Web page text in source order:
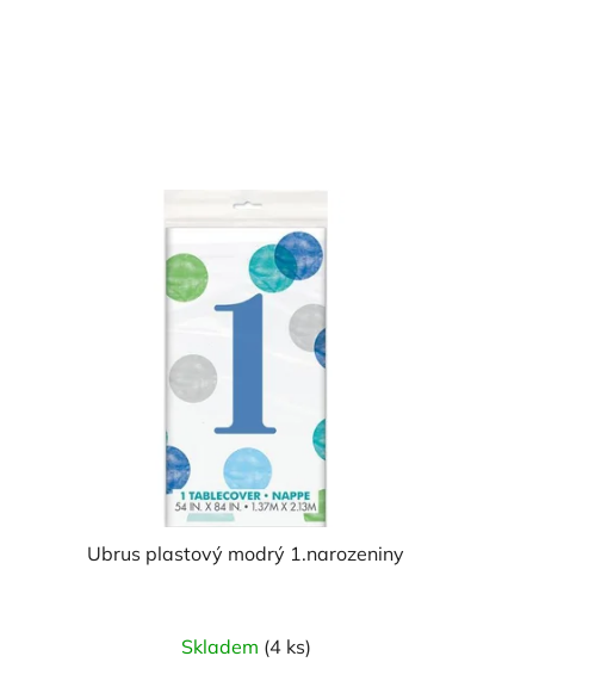
Ubrus plastový modrý 1.narozeniny
Skladem (4 ks)